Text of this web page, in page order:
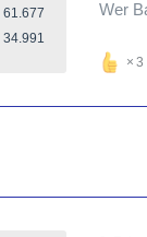
61.677
34.991
Wer
3